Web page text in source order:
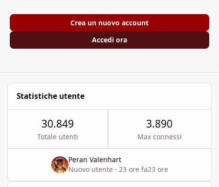
Crea un nuovo account
Accedi ora
Statistiche utente
30.849
Totale utenti
3.890
Max connessi
Peran Valenhart
Nuovo utente · 23 ore fa23 ore